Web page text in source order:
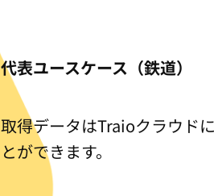
代表ユースケース（鉄道）
取得データはTraioクラウドに
とができます。